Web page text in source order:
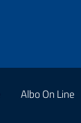
Albo On Line